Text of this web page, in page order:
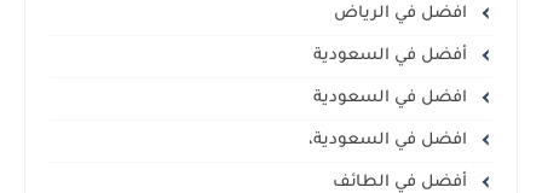
افضل في الرياض
أفضل في السعودية
افضل في السعودية
افضل في السعودية،
أفضل في الطائف